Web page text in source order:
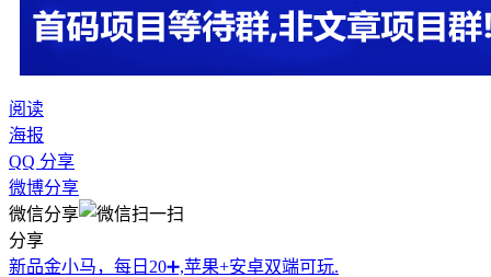
阅读
海报
QQ 分享
微博分享
微信分享
分享
新品金小马，每日20➕,苹果+安卓双端可玩.